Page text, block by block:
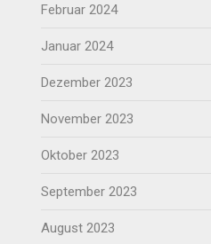
Februar 2024
Januar 2024
Dezember 2023
November 2023
Oktober 2023
September 2023
August 2023